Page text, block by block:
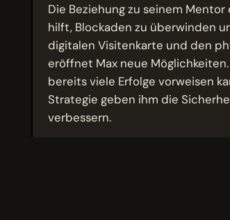
Die Beziehung zu seinem
hilft, Blockaden zu überwinden
digitalen Visitenkarte und den
eröffnet Max neue
bereits viele Erfolge vorweisen
Strategie geben ihm die
verbessern.